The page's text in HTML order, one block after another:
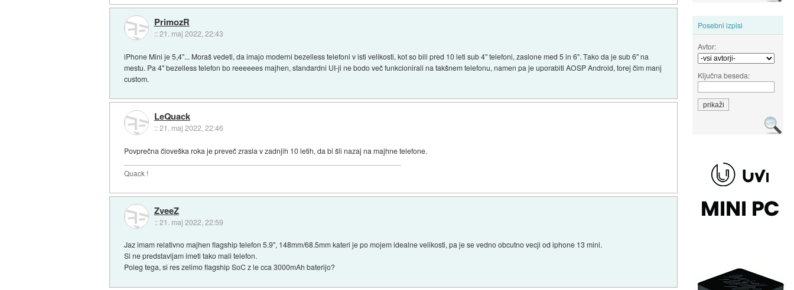
Posebni izpisi
Avtor:
Ključna beseda:
PrimozR
::21. maj 2022, 22:43
iPhone Mini je 5,4"... Moraš vedeti, da imajo moderni bezelless telefoni v isti velikosti, kot so bili pred 10 leti sub 4" telefoni, zaslone med 5 in 6". Tako da je sub 6" na
mestu. Pa 4" bezelless telefon bo reeeeees majhen, standardni UI-ji ne bodo več funkcionirali na takšnem telefonu, namen pa je uporabiti AOSP Android, torej čim manj
custom.
LeQuack
::21. maj 2022, 22:46
Povprečna človeška roka je preveč zrasla v zadnjih 10 letih, da bi šli nazaj na majhne telefone.
Quack !
ZveeZ
::21. maj 2022, 22:59
Jaz imam relativno majhen flagship telefon 5.9", 148mm/68.5mm kateri je po mojem idealne velikosti, pa je se vedno obcutno vecji od iphone 13 mini.
Si ne predstavljam imeti tako mali telefon.
Poleg tega, si res zelimo flagship SoC z le cca 3000mAh baterijo?